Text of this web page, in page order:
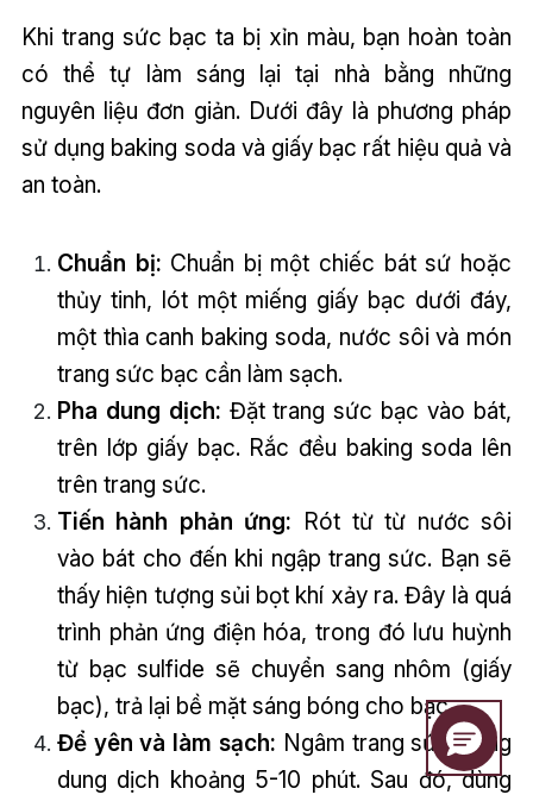
Khi trang sức bạc ta bị xỉn màu, bạn hoàn toàn
có thể tự làm sáng lại tại nhà bằng những
nguyên liệu đơn giản. Dưới đây là phương pháp
sử dụng baking soda và giấy bạc rất hiệu quả và
an toàn.
Chuẩn bị: Chuẩn bị một chiếc bát sứ hoặc
thủy tinh, lót một miếng giấy bạc dưới đáy,
một thìa canh baking soda, nước sôi và món
trang sức bạc cần làm sạch.
Pha dung dịch: Đặt trang sức bạc vào bát,
trên lớp giấy bạc. Rắc đều baking soda lên
trên trang sức.
Tiến hành phản ứng: Rót từ từ nước sôi
vào bát cho đến khi ngập trang sức. Bạn sẽ
thấy hiện tượng sủi bọt khí xảy ra. Đây là quá
trình phản ứng điện hóa, trong đó lưu huỳnh
từ bạc sulfide sẽ chuyển sang nhôm (giấy
bạc), trả lại bề mặt sáng bóng cho bạc.
Để yên và làm sạch: Ngâm trang sức trong
dung dịch khoảng 5-10 phút. Sau đó, dùng